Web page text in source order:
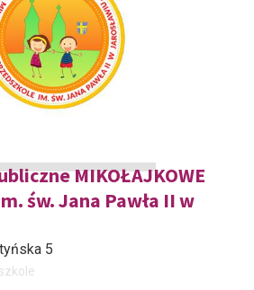
MIKOŁAJKOWE
św. Jana Pawła II w
5